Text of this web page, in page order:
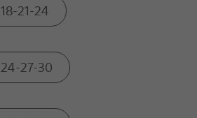
18-21-24
24-27-30